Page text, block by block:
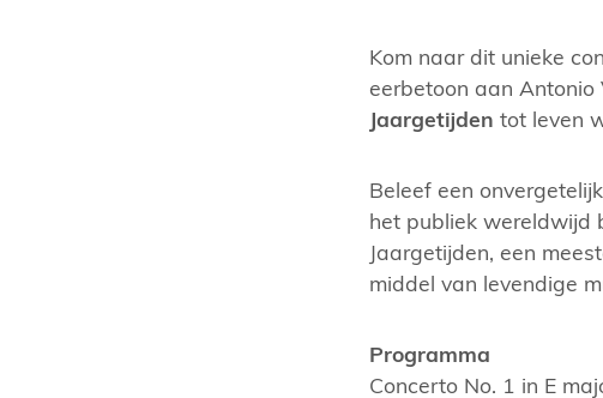
Kom naar dit unieke
eerbetoon aan Antonio
Jaargetijden tot leven
Beleef een
het publiek wereldwijd
Jaargetijden, een
middel van levendige
Programma
Concerto No. 1 in E